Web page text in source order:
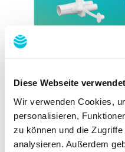
Diese Webseite
Wir verwenden Cookies,
personalisieren,
zu können und die
analysieren. Außerdem